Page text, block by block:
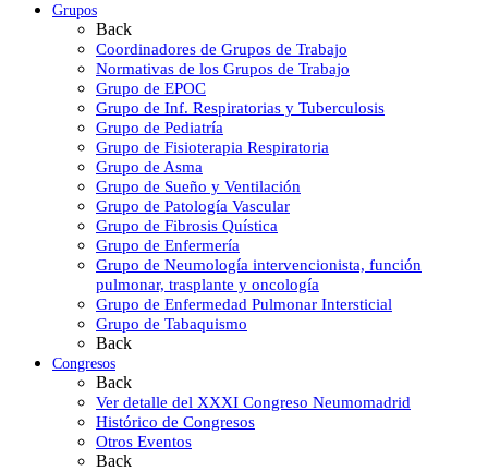
Grupos
Back
Coordinadores de Grupos de Trabajo
Normativas de los Grupos de Trabajo
Grupo de EPOC
Grupo de Inf. Respiratorias y Tuberculosis
Grupo de Pediatría
Grupo de Fisioterapia Respiratoria
Grupo de Asma
Grupo de Sueño y Ventilación
Grupo de Patología Vascular
Grupo de Fibrosis Quística
Grupo de Enfermería
Grupo de Neumología intervencionista, función
pulmonar, trasplante y oncología
Grupo de Enfermedad Pulmonar Intersticial
Grupo de Tabaquismo
Back
Congresos
Back
Ver detalle del XXXI Congreso Neumomadrid
Histórico de Congresos
Otros Eventos
Back